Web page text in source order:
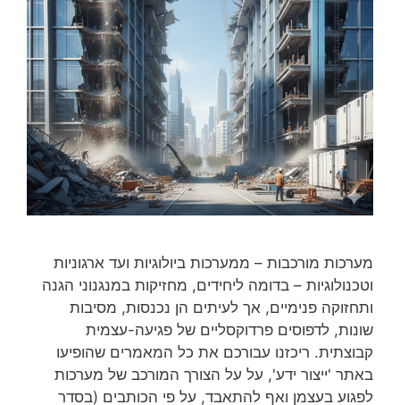
מערכות מורכבות – ממערכות ביולוגיות ועד ארגוניות
וטכנולוגיות – בדומה ליחידים, מחזיקות במנגנוני הגנה
ותחזוקה פנימיים, אך לעיתים הן נכנסות, מסיבות
שונות, לדפוסים פרדוקסליים של פגיעה-עצמית
קבוצתית. ריכזנו עבורכם את כל המאמרים שהופיעו
באתר 'ייצור ידע', על על הצורך המורכב של מערכות
לפגוע בעצמן ואף להתאבד, על פי הכותבים (בסדר